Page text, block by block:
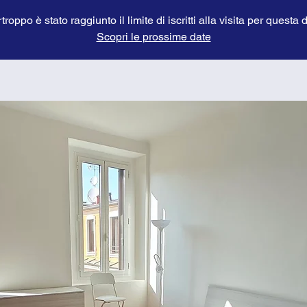
è stato raggiunto il limite di iscritti alla visita per questa
Scopri le prossime date